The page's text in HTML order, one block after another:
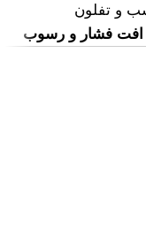
و تفلون
افت فشار و رسوب